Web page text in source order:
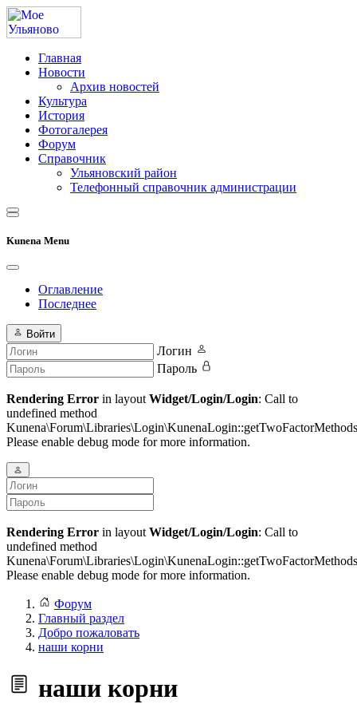
Главная
Новости
Архив новостей
Культура
История
Фотогалерея
Форум
Справочник
Ульяновский район
Телефонный справочник администрации
Kunena Menu
Оглавление
Последнее
Войти
Логин
Пароль
Rendering Error in layout Widget/Login/Login: Call to
undefined method
Please enable debug mode for more information.
Rendering Error in layout Widget/Login/Login: Call to
undefined method
Please enable debug mode for more information.
Форум
Главный раздел
Добро пожаловать
наши корни
наши корни